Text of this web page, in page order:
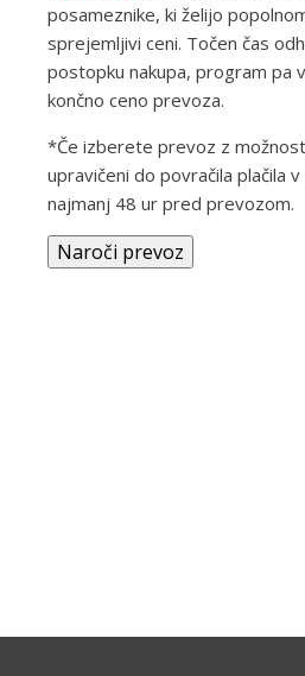
posameznike, ki želijo
sprejemljivi ceni. Točen čas
postopku nakupa, program pa
končno ceno prevoza.
*Če izberete prevoz z
upravičeni do povračila plačila
najmanj 48 ur pred prevozom.
Naroči prevoz